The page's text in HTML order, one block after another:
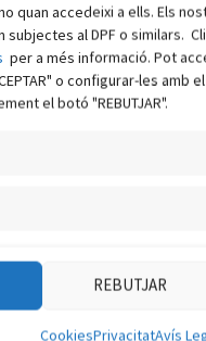
quan accedeixi a ells. Els
al DPF o similars.
per a més informació. Pot
o configurar-les amb el
el botó "REBUTJAR".
REBUTJAR
CookiesPrivacitatAvís